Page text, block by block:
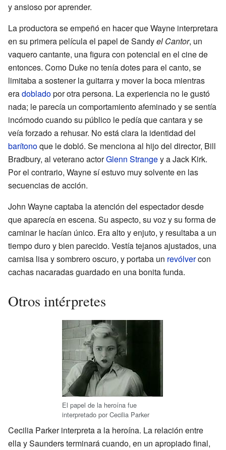
y ansioso por aprender.
La productora se empeñó en hacer que Wayne interpretara
en su primera película el papel de Sandyel Cantor, un
vaquero cantante, una figura con potencial en el cine de
entonces. Como Duke no tenía dotes para el canto, se
limitaba a sostener la guitarra y mover la boca mientras
eradobladopor otra persona. La experiencia no le gustó
nada; le parecía un comportamiento afeminado y se sentía
incómodo cuando su público le pedía que cantara y se
veía forzado a rehusar. No está clara la identidad del
barítonoque le dobló. Se menciona al hijo del director, Bill
Bradbury, al veterano actorGlenn Strangey a Jack Kirk.
Por el contrario, Wayne sí estuvo muy solvente en las
secuencias de acción.
John Wayne captaba la atención del espectador desde
que aparecía en escena. Su aspecto, su voz y su forma de
caminar le hacían único. Era alto y enjuto, y resultaba a un
tiempo duro y bien parecido. Vestía tejanos ajustados, una
camisa lisa y sombrero oscuro, y portaba un revólvercon
cachas nacaradas guardado en una bonita funda.
Otros intérpretes
El papel de la heroína fue
interpretado por Cecilia Parker
Cecilia Parker interpreta a la heroína. La relación entre
ella y Saunders terminará cuando, en un apropiado final,